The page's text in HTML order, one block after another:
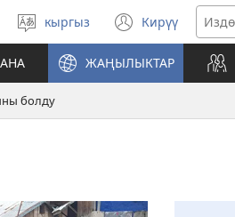
Тилди
тандаңыз
кыргыз Кирүү
(жаңы
терезе
ачат)
ЖАҢЫЛЫКТАР
болду